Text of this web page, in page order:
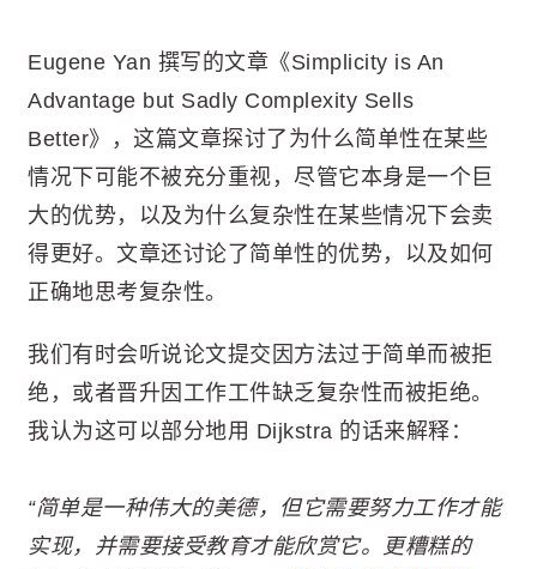
Eugene Yan 撰写的文章《Simplicity is An
Advantage but Sadly Complexity Sells
Better》，这篇文章探讨了为什么简单性在某些
情况下可能不被充分重视，尽管它本身是一个巨
大的优势，以及为什么复杂性在某些情况下会卖
得更好。文章还讨论了简单性的优势，以及如何
正确地思考复杂性。
我们有时会听说论文提交因方法过于简单而被拒
绝，或者晋升因工作工件缺乏复杂性而被拒绝。
我认为这可以部分地用 Dijkstra 的话来解释：
“简单是一种伟大的美德，但它需要努力工作才能
实现，并需要接受教育才能欣赏它。更糟糕的